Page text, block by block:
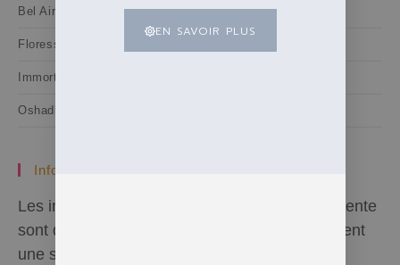
Bel Air
Floressence
Immortelle de Toscane
Oshadhi
Information Importante
Les informations présentes sur les pages de vente
sont données à
: elles constituent
une synthèse des propriétés décrites dans les
EN SAVOIR PLUS